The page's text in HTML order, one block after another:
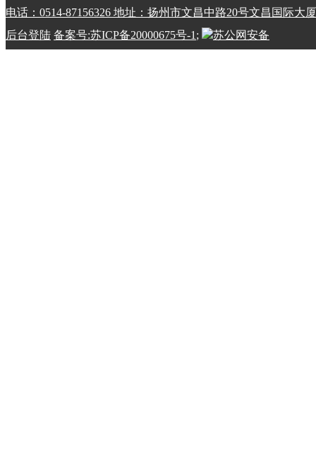
电话：0514-87156326 地址：扬州市文昌中路20号文昌国际大厦
后台登陆 备案号:苏ICP备20000675号-1;
苏公网安备